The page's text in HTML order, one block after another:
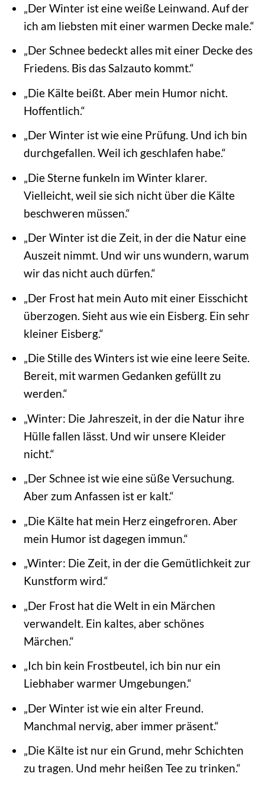
„Der Winter ist eine weiße Leinwand. Auf der
ich am liebsten mit einer warmen Decke male.“
„Der Schnee bedeckt alles mit einer Decke des
Friedens. Bis das Salzauto kommt.“
„Die Kälte beißt. Aber mein Humor nicht.
Hoffentlich.“
„Der Winter ist wie eine Prüfung. Und ich bin
durchgefallen. Weil ich geschlafen habe.“
„Die Sterne funkeln im Winter klarer.
Vielleicht, weil sie sich nicht über die Kälte
beschweren müssen.“
„Der Winter ist die Zeit, in der die Natur eine
Auszeit nimmt. Und wir uns wundern, warum
wir das nicht auch dürfen.“
„Der Frost hat mein Auto mit einer Eisschicht
überzogen. Sieht aus wie ein Eisberg. Ein sehr
kleiner Eisberg.“
„Die Stille des Winters ist wie eine leere Seite.
Bereit, mit warmen Gedanken gefüllt zu
werden.“
„Winter: Die Jahreszeit, in der die Natur ihre
Hülle fallen lässt. Und wir unsere Kleider
nicht.“
„Der Schnee ist wie eine süße Versuchung.
Aber zum Anfassen ist er kalt.“
„Die Kälte hat mein Herz eingefroren. Aber
mein Humor ist dagegen immun.“
„Winter: Die Zeit, in der die Gemütlichkeit zur
Kunstform wird.“
„Der Frost hat die Welt in ein Märchen
verwandelt. Ein kaltes, aber schönes
Märchen.“
„Ich bin kein Frostbeutel, ich bin nur ein
Liebhaber warmer Umgebungen.“
„Der Winter ist wie ein alter Freund.
Manchmal nervig, aber immer präsent.“
„Die Kälte ist nur ein Grund, mehr Schichten
zu tragen. Und mehr heißen Tee zu trinken.“